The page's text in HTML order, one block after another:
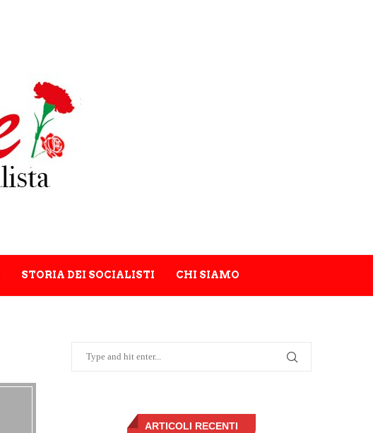
STORIA DEI SOCIALISTI CHI SIAMO
ARTICOLI RECENTI